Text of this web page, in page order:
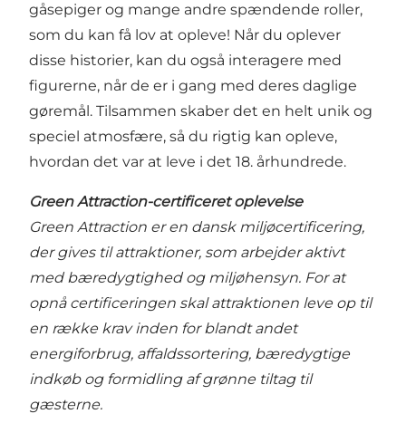
gåsepiger og mange andre spændende roller,
som du kan få lov at opleve! Når du oplever
disse historier, kan du også interagere med
figurerne, når de er i gang med deres daglige
gøremål. Tilsammen skaber det en helt unik og
speciel atmosfære, så du rigtig kan opleve,
hvordan det var at leve i det 18. århundrede.
Green Attraction-certificeret oplevelse
Green Attraction er en dansk miljøcertificering,
der gives til attraktioner, som arbejder aktivt
med bæredygtighed og miljøhensyn. For at
opnå certificeringen skal attraktionen leve op til
en række krav inden for blandt andet
energiforbrug, affaldssortering, bæredygtige
indkøb og formidling af grønne tiltag til
gæsterne.